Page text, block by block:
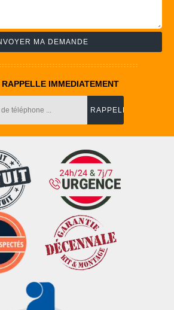
RAPPELLE IMMEDIATEMENT